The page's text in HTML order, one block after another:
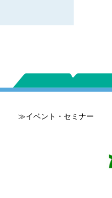
イベント・セミナー